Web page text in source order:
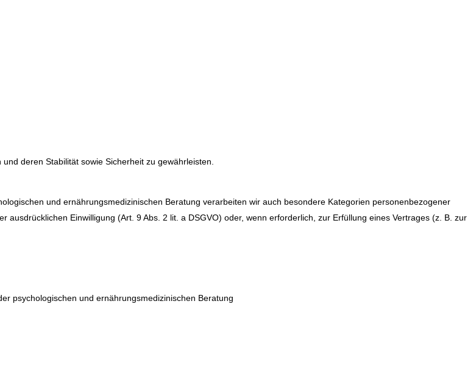
deren Stabilität sowie Sicherheit zu gewährleisten.
und ernährungsmedizinischen Beratung verarbeiten wir auch besondere Kategorien personenbezogener
Einwilligung (Art. 9 Abs. 2 lit. a DSGVO) oder, wenn erforderlich, zur Erfüllung eines Vertrages (z. B. zur
psychologischen und ernährungsmedizinischen Beratung